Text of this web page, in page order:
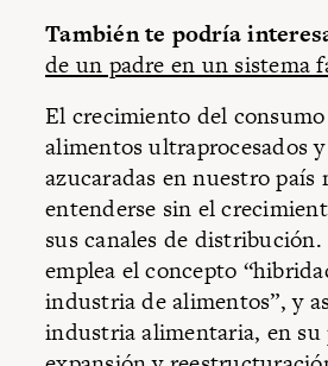
También te podría
de un padre en un sistema
El crecimiento del
alimentos ultraprocesados
azucaradas en nuestro país
entenderse sin el
sus canales de
emplea el concepto
industria de alimentos”, y
industria alimentaria, en su